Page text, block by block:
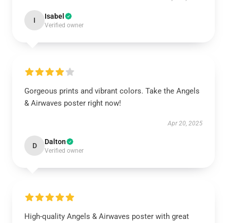
I Isabel
Verified owner
Gorgeous prints and vibrant colors. Take the Angels
& Airwaves poster right now!
Apr 20, 2025
D Dalton
Verified owner
High-quality Angels & Airwaves poster with great